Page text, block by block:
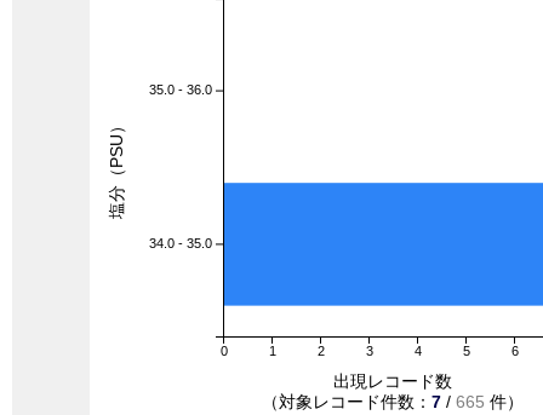
0 1 2 3 4 5 6
35.0 - 36.0
34.0 - 35.0
出現レコード数
（対象レコード件数： 7 / 665 件）
塩分（PSU）